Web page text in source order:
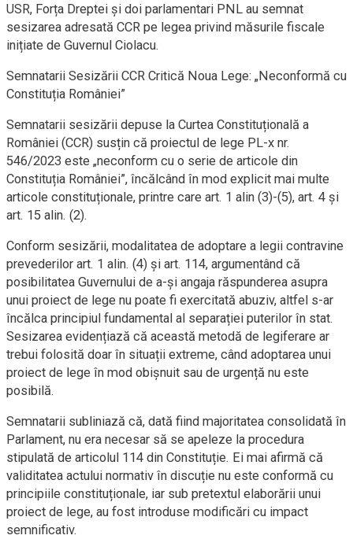
USR, Forța Dreptei și doi parlamentari PNL au semnat
sesizarea adresată CCR pe legea privind măsurile fiscale
inițiate de Guvernul Ciolacu.
Semnatarii Sesizării CCR Critică Noua Lege: „Neconformă cu
Constituția României”
Semnatarii sesizării depuse la Curtea Constituțională a
României (CCR) susțin că proiectul de lege PL-x nr.
546/2023 este „neconform cu o serie de articole din
Constituția României”, încălcând în mod explicit mai multe
articole constituționale, printre care art. 1 alin (3)-(5), art. 4 și
art. 15 alin. (2).
Conform sesizării, modalitatea de adoptare a legii contravine
prevederilor art. 1 alin. (4) și art. 114, argumentând că
posibilitatea Guvernului de a-și angaja răspunderea asupra
unui proiect de lege nu poate fi exercitată abuziv, altfel s-ar
încălca principiul fundamental al separației puterilor în stat.
Sesizarea evidențiază că această metodă de legiferare ar
trebui folosită doar în situații extreme, când adoptarea unui
proiect de lege în mod obișnuit sau de urgență nu este
posibilă.
Semnatarii subliniază că, dată fiind majoritatea consolidată în
Parlament, nu era necesar să se apeleze la procedura
stipulată de articolul 114 din Constituție. Ei mai afirmă că
validitatea actului normativ în discuție nu este conformă cu
principiile constituționale, iar sub pretextul elaborării unui
proiect de lege, au fost introduse modificări cu impact
semnificativ.